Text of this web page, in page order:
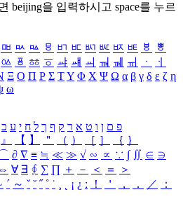
beijing을 입력하시고 space를 누르
ㅮ ㅯ ㅰ ㅱ ㅲ ㅳ ㅴ ㅵ ㅶ ㅷ ㅸ
ㅹ
ㆃ ㆄ ㆅ ㆆ ㆇ ㆈ ㆉ ㆊ ㆋ ㆌ ㆍ
ㆎ
Ξ Ο Π Ρ Σ ΤΥ Φ Χ Ψ Ω α β γ δ ε ζ η
ω
פ ם ן ו ט א ר ק ף ך ל ח י ע כ
』 【 】 ＂ （ ） ［ ］ ｛ ｝
∂ ∇ ≡ ≒ ≪ ≫ √ ∽ ∝ ∵ ∫ ∬ ∈ ∋
⇔ ∀ ∃ ∮ ∑ ∏ ＋ － ＜ ＝
＞
´ ～ ˇ ˘ ˝ ˚ ˙ ¸ ¡ ¿ ː ！ ＇ ， ． ／
：